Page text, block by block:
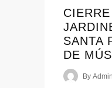
SANTA
DE
By